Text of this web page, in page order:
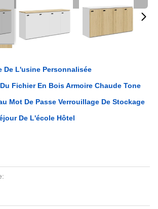
De L'usine Personnalisée
Fichier En Bois Armoire Chaude Tone
Mot De Passe Verrouillage De Stockage
De L'école Hôtel